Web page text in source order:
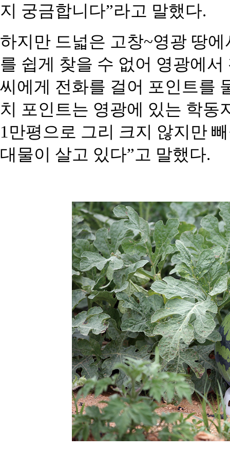
지 궁금합니다”라고 말했다.
하지만 드넓은 고창~영광 땅
를 쉽게 찾을 수 없어 영광에
씨에게 전화를 걸어 포인트를
치 포인트는 영광에 있는 학동
1만평으로 그리 크지 않지만
대물이 살고 있다”고 말했다.